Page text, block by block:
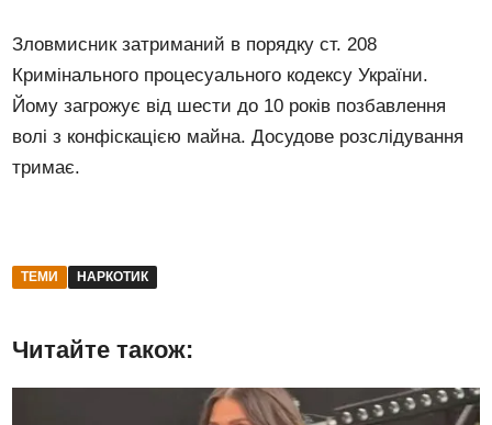
Зловмисник затриманий в порядку ст. 208
Кримінального процесуального кодексу України.
Йому загрожує від шести до 10 років позбавлення
волі з конфіскацією майна. Досудове розслідування
тримає.
ТЕМИ НАРКОТИК
Читайте також: